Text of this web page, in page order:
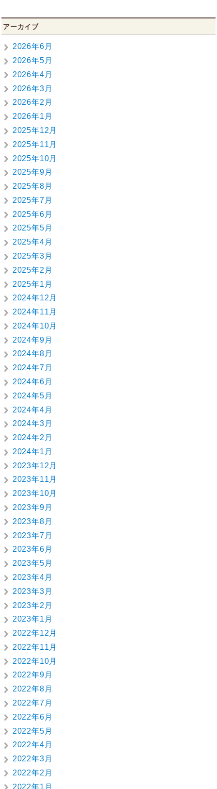
アーカイブ
2026年6月
2026年5月
2026年4月
2026年3月
2026年2月
2026年1月
2025年12月
2025年11月
2025年10月
2025年9月
2025年8月
2025年7月
2025年6月
2025年5月
2025年4月
2025年3月
2025年2月
2025年1月
2024年12月
2024年11月
2024年10月
2024年9月
2024年8月
2024年7月
2024年6月
2024年5月
2024年4月
2024年3月
2024年2月
2024年1月
2023年12月
2023年11月
2023年10月
2023年9月
2023年8月
2023年7月
2023年6月
2023年5月
2023年4月
2023年3月
2023年2月
2023年1月
2022年12月
2022年11月
2022年10月
2022年9月
2022年8月
2022年7月
2022年6月
2022年5月
2022年4月
2022年3月
2022年2月
2022年1月